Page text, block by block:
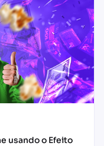
usando o Efeito